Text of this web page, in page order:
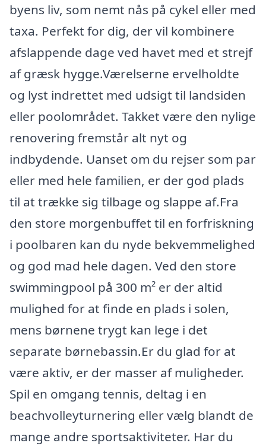
byens liv, som nemt nås på cykel eller med
taxa. Perfekt for dig, der vil kombinere
afslappende dage ved havet med et strejf
af græsk hygge.Værelserne ervelholdte
og lyst indrettet med udsigt til landsiden
eller poolområdet. Takket være den nylige
renovering fremstår alt nyt og
indbydende. Uanset om du rejser som par
eller med hele familien, er der god plads
til at trække sig tilbage og slappe af.Fra
den store morgenbuffet til en forfriskning
i poolbaren kan du nyde bekvemmelighed
og god mad hele dagen. Ved den store
swimmingpool på 300 m² er der altid
mulighed for at finde en plads i solen,
mens børnene trygt kan lege i det
separate børnebassin.Er du glad for at
være aktiv, er der masser af muligheder.
Spil en omgang tennis, deltag i en
beachvolleyturnering eller vælg blandt de
mange andre sportsaktiviteter. Har du